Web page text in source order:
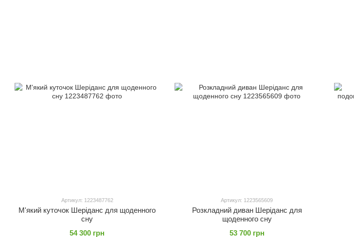
Артикул: 1223487762
М'який куточок Шеріданс для щоденного
сну
54 300 грн
Артикул: 1223565609
Розкладний диван Шеріданс для
щоденного сну
53 700 грн